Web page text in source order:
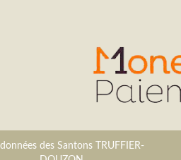
des Santons TRUFFIER-